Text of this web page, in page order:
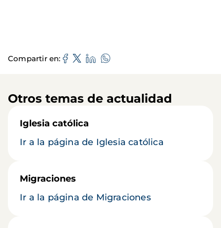
Compartir en
Otros temas de actualidad
Iglesia católica
Ir a la página de Iglesia católica
Migraciones
Ir a la página de Migraciones